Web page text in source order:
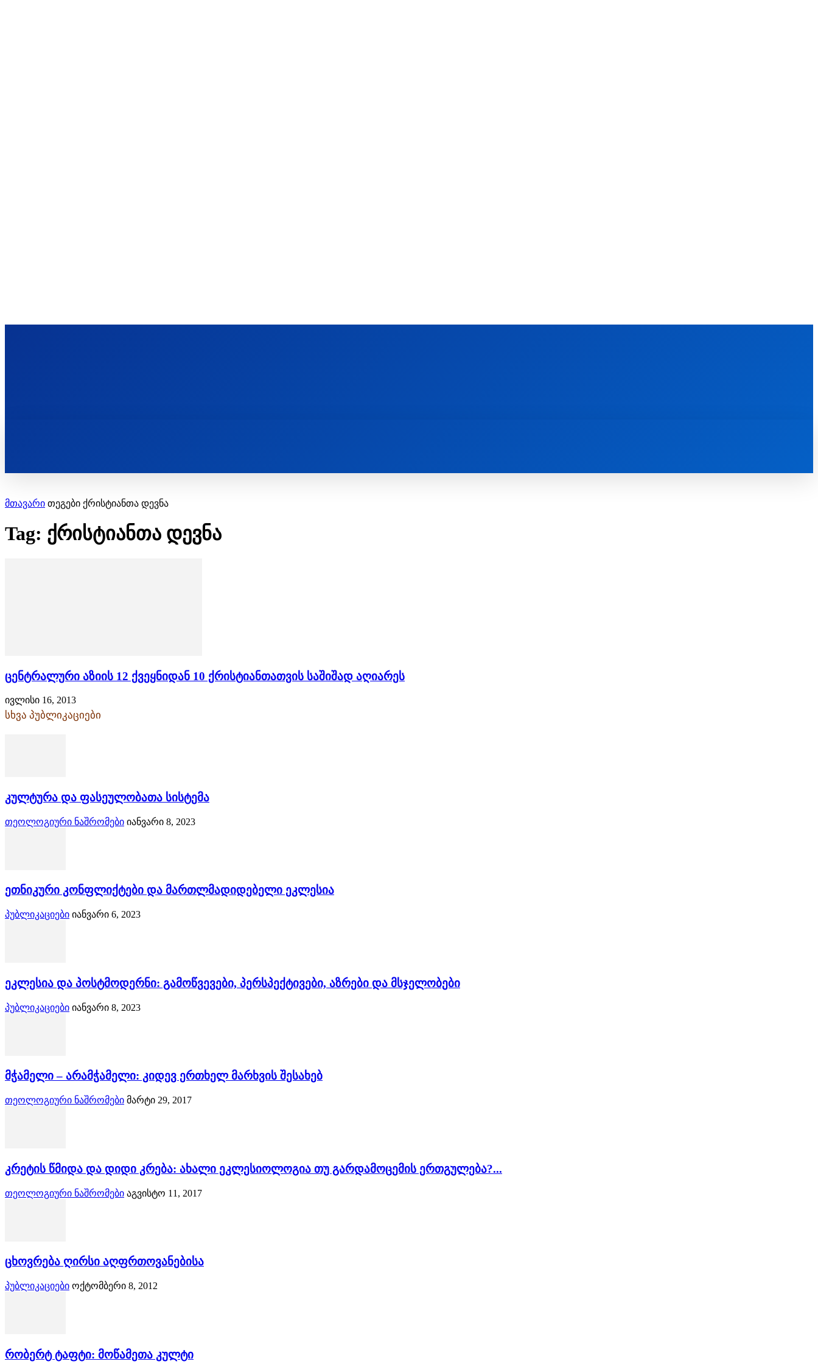
მთავარი თეგები ქრისტიანთა დევნა
Tag: ქრისტიანთა დევნა
ცენტრალური აზიის 12 ქვეყნიდან 10 ქრისტიანთათვის საშიშად აღიარეს
ივლისი 16, 2013
სხვა პუბლიკაციები
კულტურა და ფასეულობათა სისტემა
თეოლოგიური ნაშრომები იანვარი 8, 2023
ეთნიკური კონფლიქტები და მართლმადიდებელი ეკლესია
პუბლიკაციები იანვარი 6, 2023
ეკლესია და პოსტმოდერნი: გამოწვევები, პერსპექტივები, აზრები და მსჯელობები
პუბლიკაციები იანვარი 8, 2023
მჭამელი – არამჭამელი: კიდევ ერთხელ მარხვის შესახებ
თეოლოგიური ნაშრომები მარტი 29, 2017
კრეტის წმიდა და დიდი კრება: ახალი ეკლესიოლოგია თუ გარდამოცემის ერთგულება?...
თეოლოგიური ნაშრომები აგვისტო 11, 2017
ცხოვრება ღირსი აღფრთოვანებისა
პუბლიკაციები ოქტომბერი 8, 2012
რობერტ ტაფტი: მოწამეთა კულტი